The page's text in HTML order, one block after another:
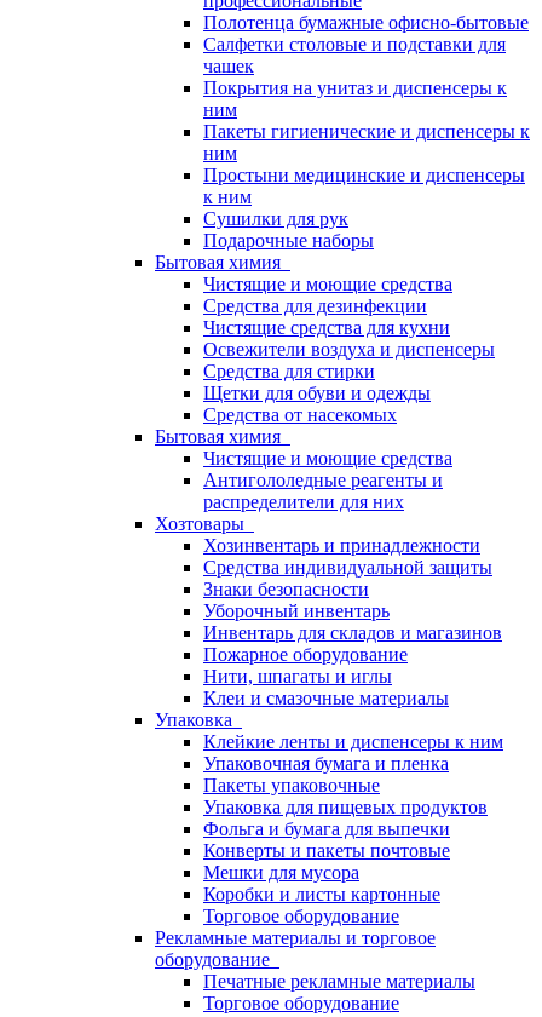
Полотенца бумажные офисно-бытовые
Салфетки столовые и подставки для
чашек
Покрытия на унитаз и диспенсеры к
ним
Пакеты гигиенические и диспенсеры к
ним
Простыни медицинские и диспенсеры
к ним
Сушилки для рук
Подарочные наборы
Бытовая химия
Чистящие и моющие средства
Средства для дезинфекции
Чистящие средства для кухни
Освежители воздуха и диспенсеры
Средства для стирки
Щетки для обуви и одежды
Средства от насекомых
Бытовая химия
Чистящие и моющие средства
Антигололедные реагенты и
распределители для них
Хозтовары
Хозинвентарь и принадлежности
Средства индивидуальной защиты
Знаки безопасности
Уборочный инвентарь
Инвентарь для складов и магазинов
Пожарное оборудование
Нити, шпагаты и иглы
Клеи и смазочные материалы
Упаковка
Клейкие ленты и диспенсеры к ним
Упаковочная бумага и пленка
Пакеты упаковочные
Упаковка для пищевых продуктов
Фольга и бумага для выпечки
Конверты и пакеты почтовые
Мешки для мусора
Коробки и листы картонные
Торговое оборудование
Рекламные материалы и торговое
оборудование
Печатные рекламные материалы
Торговое оборудование